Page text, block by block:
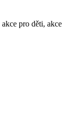
pro děti, akce